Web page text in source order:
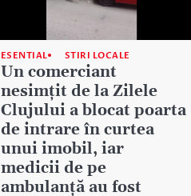
ESENTIAL STIRI LOCALE
Un comerciant
nesimţit de la Zilele
Clujului a blocat poarta
de intrare în curtea
unui imobil, iar
medicii de pe
ambulanţă au fost